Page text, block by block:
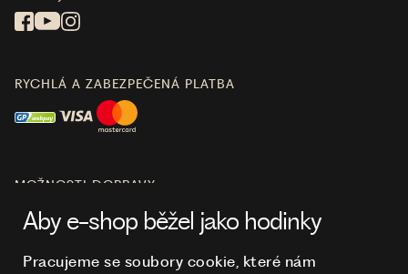
RYCHLÁ A ZABEZPEČENÁ PLATBA
MOŽNOSTI DOPRAVY
Aby e-shop běžel jako hodinky
Pracujeme se soubory cookie, které nám